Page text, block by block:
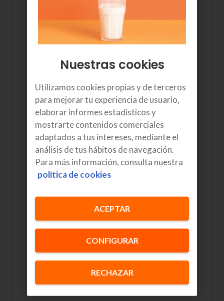
velocidad, sin preocuparte de lo
que gastes cada día, de pasarte de
tu plan de datos. Con los GB
ilimitados de Euskaltel lo tienes
Fan TV con 4K y Android
TV
Más de 80 canales con las mejores
series, pelis y realities para todos
los gustos.
Netflix Estándar con
anuncios
En este pack te incluimos la
anuncios que te permite disfrutar
de películas y series hasta en dos
dispositivos y en alta definición.
Nuestras cookies
Utilizamos cookies propias y de terceros
para mejorar tu experiencia de usuario,
elaborar informes estadísticos y
mostrarte contenidos comerciales
adaptados a tus intereses, mediante el
análisis de tus hábitos de navegación.
Para más información, consulta nuestra
política de cookies
CONFIGURAR
RECHAZAR
ACEPTAR